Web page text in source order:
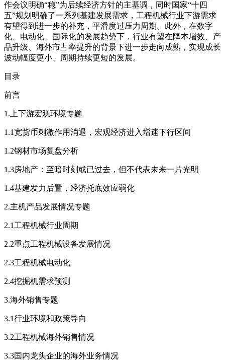
作会议明确“稳”为后续经济方针的主基调，同时国家“十四
五”规划明确了一系列基建发展需求，工程机械行业下游需求
有望得到进一步的补充，平滑度过压力周期。此外，在数字
化、电动化、国际化的发展趋势下，行业有望在降本增效、产
品升级、海外市占率提升的背景下进一步走向成熟，实现成长
波动幅度更小、周期持续更短的发展。
目录
前言
1.上下游宏观环境专题
1.1宽货币刺激作用消退，宏观经济进入增速下行区间
1.2钢材市场复盘分析
1.3房地产：至暗时刻或已过去，但不代表未来一片光明
1.4基建发力后置，经济托底效应弱化
2.主机产品发展情况专题
2.1工程机械行业周期
2.2重点工程机械设备发展情况
2.3工程机械电动化
2.4挖掘机需求预测
3.海外销售专题
3.1行业环境和政策导向
3.2工程机械海外销售情况
3.3国内龙头企业的海外业务情况